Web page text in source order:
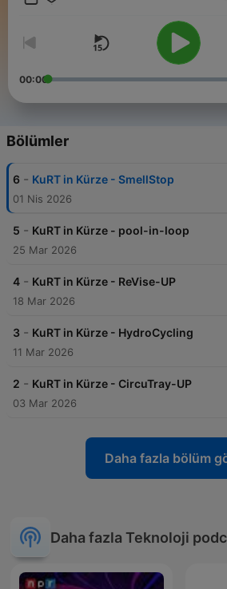
Praxis und zeigen, wie Innovationen den
funktionierenden Kreislaufwirtschaft
00:00
Bölümler
6 - KuRT in Kürze - SmellStop
01 Nis 2026
5 - KuRT in Kürze - pool-in-loop
25 Mar 2026
4 - KuRT in Kürze - ReVise-UP
18 Mar 2026
3 - KuRT in Kürze - HydroCycling
11 Mar 2026
2 - KuRT in Kürze - CircuTray-UP
03 Mar 2026
Daha fazla bölüm
Daha fazla Teknoloji